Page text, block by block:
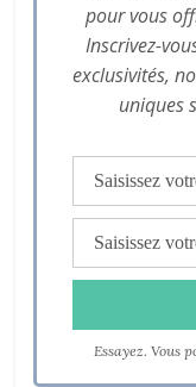
pour vous
Inscrivez-
exclusivités,
uniques
Essayez. Vous